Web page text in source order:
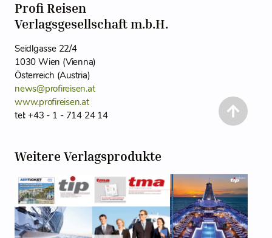
Profi Reisen
Verlagsgesellschaft m.b.H.
Seidlgasse 22/4
1030 Wien (Vienna)
Österreich (Austria)
news@profireisen.at
www.profireisen.at
tel: +43 - 1 - 714 24 14
Weitere Verlagsprodukte